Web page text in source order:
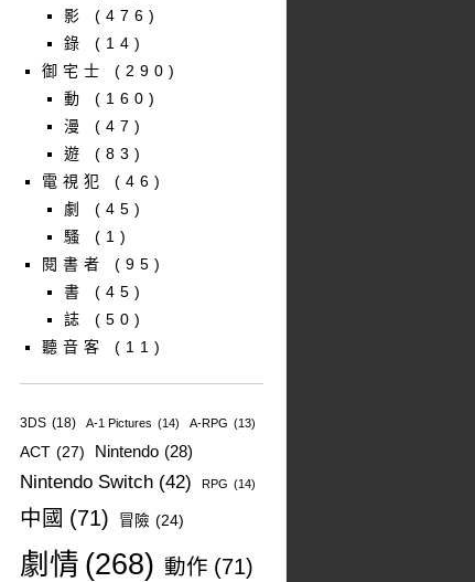
影
(476)
錄
(14)
御宅士
(290)
動
(160)
漫
(47)
遊
(83)
電視犯
(46)
劇
(45)
騷
(1)
閱書者
(95)
書
(45)
誌
(50)
聽音客
(11)
3DS (18) A-1 Pictures (14) A-RPG (13)
ACT (27) Nintendo (28)
Nintendo Switch (42) RPG (14)
中國 (71) 冒險 (24)
劇情 (268) 動作 (71)